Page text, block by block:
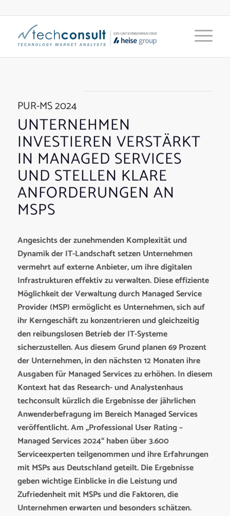
PUR-MS 2024
UNTERNEHMEN
INVESTIEREN VERSTÄRKT
IN MANAGED SERVICES
UND STELLEN KLARE
ANFORDERUNGEN AN
MSPS
Angesichts der zunehmenden Komplexität und
Dynamik der IT-Landschaft setzen Unternehmen
vermehrt auf externe Anbieter, um ihre digitalen
Infrastrukturen effektiv zu verwalten. Diese effiziente
Möglichkeit der Verwaltung durch Managed Service
Provider (MSP) ermöglicht es Unternehmen, sich auf
ihr Kerngeschäft zu konzentrieren und gleichzeitig
den reibungslosen Betrieb der IT-Systeme
sicherzustellen. Aus diesem Grund planen 69 Prozent
der Unternehmen, in den nächsten 12 Monaten ihre
Ausgaben für Managed Services zu erhöhen. In diesem
Kontext hat das Research- und Analystenhaus
techconsult kürzlich die Ergebnisse der jährlichen
Anwenderbefragung im Bereich Managed Services
veröffentlicht. Am „Professional User Rating –
Managed Services 2024“ haben über 3.600
Serviceexperten teilgenommen und ihre Erfahrungen
mit MSPs aus Deutschland geteilt. Die Ergebnisse
geben wichtige Einblicke in die Leistung und
Zufriedenheit mit MSPs und die Faktoren, die
Unternehmen erwarten und besonders schätzen.